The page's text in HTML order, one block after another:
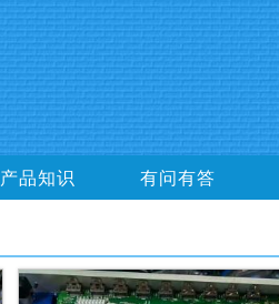
产品知识 有问有答